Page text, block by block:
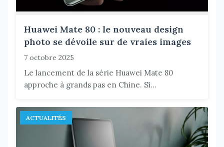
Huawei Mate 80 : le nouveau design
photo se dévoile sur de vraies images
7 octobre 2025
Le lancement de la série Huawei Mate 80
approche à grands pas en Chine. Si...
ACTUALITÉS